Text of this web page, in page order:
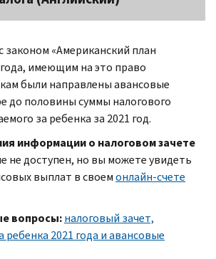
законом «Американский план
года, имеющим на это право
были направлены авансовые
до половины суммы налогового
за ребенка за 2021 год.
информации о налоговом зачете
не доступен, но вы можете увидеть
выплат в своемонлайн-счете
вопросы:налоговый зачет,
2021 года и авансовые